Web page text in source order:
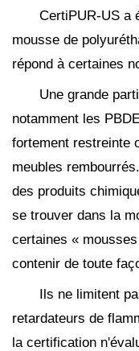
CertiPUR-US a
mousse de
répond à certaines
Une grande
notamment les
fortement restreinte
meubles
des produits
se trouver dans la
certaines «
contenir de toute
Ils ne limitent
retardateurs de
la certification